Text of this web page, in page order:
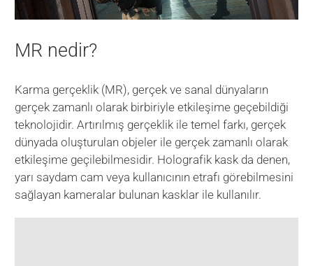
MR nedir?
Karma gerçeklik (MR), gerçek ve sanal dünyaların
gerçek zamanlı olarak birbiriyle etkileşime geçebildiği
teknolojidir. Artırılmış gerçeklik ile temel farkı, gerçek
dünyada oluşturulan objeler ile gerçek zamanlı olarak
etkileşime geçilebilmesidir. Holografik kask da denen,
yarı saydam cam veya kullanıcının etrafı görebilmesini
sağlayan kameralar bulunan kasklar ile kullanılır.